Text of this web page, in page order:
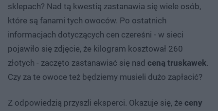
sklepach? Nad tą kwestią zastanawia się wiele osób,
które są fanami tych owoców. Po ostatnich
informacjach dotyczących cen czereśni - w sieci
pojawiło się zdjęcie, że kilogram kosztował 260
złotych - zaczęto zastanawiać się nad ceną truskawek.
Czy za te owoce też będziemy musieli dużo zapłacić?
Z odpowiedzią przyszli eksperci. Okazuje się, że ceny